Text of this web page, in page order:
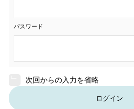
パスワード
次回からの入力を省略
ログイン